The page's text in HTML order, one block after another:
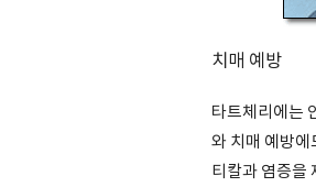
치매 예방
타트체리에는
와 치매 예방에
티칼과 염증을